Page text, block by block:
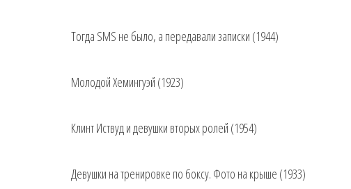
Тогда SMS не было, а передавали записки (1944)
Молодой Хемингуэй (1923)
Клинт Иствуд и девушки вторых ролей (1954)
Девушки на тренировке по боксу. Фото на крыше (1933)